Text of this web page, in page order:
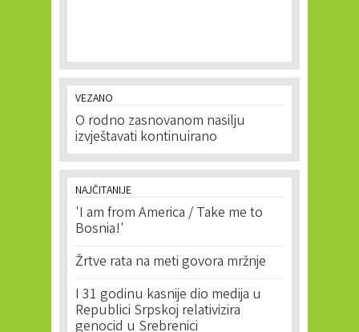
VEZANO
O rodno zasnovanom nasilju
izvještavati kontinuirano
NAJČITANIJE
'I am from America / Take me to
Bosnia!'
Žrtve rata na meti govora mržnje
I 31 godinu kasnije dio medija u
Republici Srpskoj relativizira
genocid u Srebrenici